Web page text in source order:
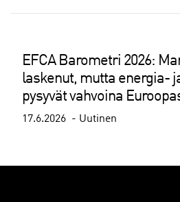
EFCA Barometri 2026:
laskenut, mutta energia-
pysyvät vahvoina
17.6.2026 Uutinen